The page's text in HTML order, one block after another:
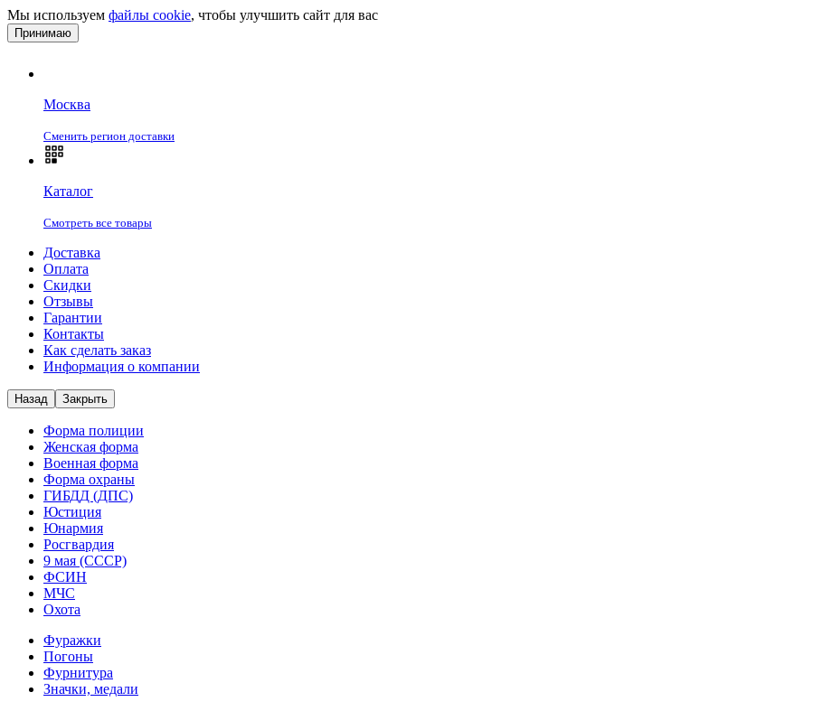
Мы используем файлы cookie, чтобы улучшить сайт для вас
Принимаю
Москва
Сменить регион доставки
Каталог
Смотреть все товары
Доставка
Оплата
Скидки
Отзывы
Гарантии
Контакты
Как сделать заказ
Информация о компании
Назад Закрыть
Форма полиции
Женская форма
Военная форма
Форма охраны
ГИБДД (ДПС)
Юстиция
Юнармия
Росгвардия
9 мая (СССР)
ФСИН
МЧС
Охота
Фуражки
Погоны
Фурнитура
Значки, медали